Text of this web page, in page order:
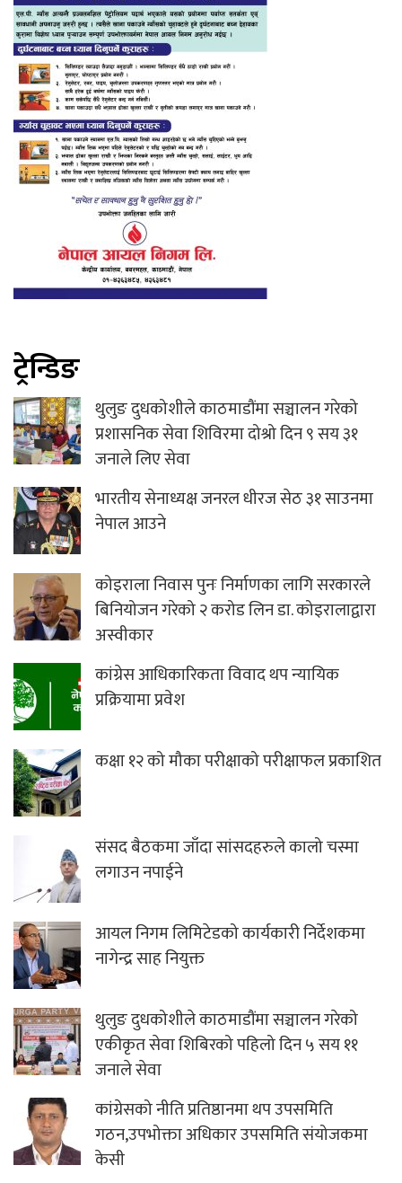
ट्रेन्डिङ
थुलुङ दुधकोशीले काठमाडौंमा सञ्चालन गरेको
प्रशासनिक सेवा शिविरमा दोश्रो दिन ९ सय ३१
जनाले लिए सेवा
भारतीय सेनाध्यक्ष जनरल धीरज सेठ ३१ साउनमा
नेपाल आउने
कोइराला निवास पुनः निर्माणका लागि सरकारले
बिनियोजन गरेको २ करोड लिन डा. कोइरालाद्वारा
अस्वीकार
कांग्रेस आधिकारिकता विवाद थप न्यायिक
प्रक्रियामा प्रवेश
कक्षा १२ को मौका परीक्षाको परीक्षाफल प्रकाशित
संसद बैठकमा जाँदा सांसदहरुले कालो चस्मा
लगाउन नपाईने
आयल निगम लिमिटेडको कार्यकारी निर्देशकमा
नागेन्द्र साह नियुक्त
थुलुङ दुधकोशीले काठमाडौंमा सञ्चालन गरेको
एकीकृत सेवा शिबिरको पहिलो दिन ५ सय ११
जनाले सेवा
कांग्रेसको नीति प्रतिष्ठानमा थप उपसमिति
गठन,उपभोक्ता अधिकार उपसमिति संयोजकमा
केसी